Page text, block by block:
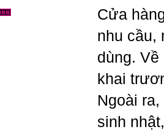
Cửa
nhu cầu,
dùng.
khai
Ngoài
sinh